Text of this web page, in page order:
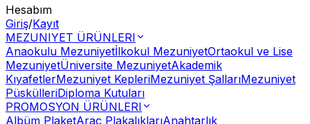
Hesabım
Giriş/Kayıt
MEZUNIYET ÜRÜNLERI
Anaokulu Mezuniyetİlkokul MezuniyetOrtaokul ve Lise
MezuniyetÜniversite MezuniyetAkademik
KıyafetlerMezuniyet KepleriMezuniyet ŞallarıMezuniyet
PüskülleriDiploma Kutuları
PROMOSYON ÜRÜNLERI
Albüm PlaketAraç PlakalıklarıAnahtarlık